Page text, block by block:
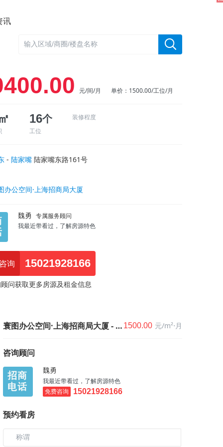
讯
元/间/月 单价：1500.00/工位/月
16个
工位
装修程度
- 陆家嘴 陆家嘴东路161号
办公空间·上海招商局大厦
魏勇 专属服务顾问
我最近带看过，了解房源特色
询 15021928166
问获取更多房源及租金信息
寰图办公空间·上海招商局大厦 - 112㎡ 1500.00 元/m²⋅月
咨询顾问
魏勇
我最近带看过，了解房源特色
免费咨询
15021928166
预约看房